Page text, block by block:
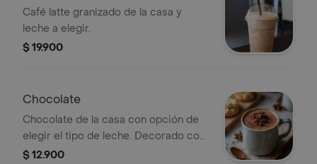
Café latte granizado de la casa y
leche a elegir.
$ 19.900
Chocolate
Chocolate de la casa con opción de
elegir el tipo de leche. Decorado con
anís estrellado.
$ 12.900